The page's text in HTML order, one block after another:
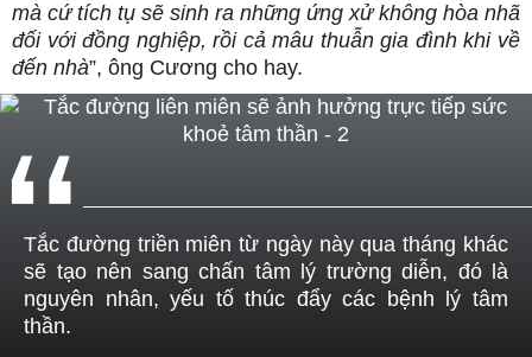
mà cứ tích tụ sẽ sinh ra những ứng xử không hòa nhã
đối với đồng nghiệp, rồi cả mâu thuẫn gia đình khi về
đến nhà”, ông Cương cho hay.
Tắc đường triền miên từ ngày này qua tháng khác
sẽ tạo nên sang chấn tâm lý trường diễn, đó là
nguyên nhân, yếu tố thúc đẩy các bệnh lý tâm
thần.